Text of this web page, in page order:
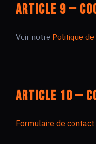
Article 9 —
Voir notre Politique de
Article 10 —
Formulaire de contact